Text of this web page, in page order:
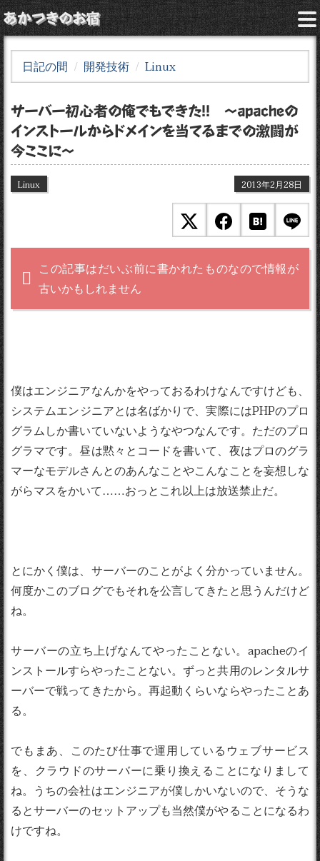
あかつきのお宿
日記の間 開発技術 Linux
サーバー初心者の俺でもできた！！ 〜apacheの
インストールからドメインを当てるまでの激闘が
今ここに〜
Linux 2013年2月28日
この記事はだいぶ前に書かれたものなので情報が
古いかもしれません
僕はエンジニアなんかをやっておるわけなんですけども、
システムエンジニアとは名ばかりで、実際にはPHPのプロ
グラムしか書いていないようなやつなんです。ただのプロ
グラマです。昼は黙々とコードを書いて、夜はプロのグラ
マーなモデルさんとのあんなことやこんなことを妄想しな
がらマスをかいて……おっとこれ以上は放送禁止だ。
とにかく僕は、サーバーのことがよく分かっていません。
何度かこのブログでもそれを公言してきたと思うんだけど
ね。
サーバーの立ち上げなんてやったことない。apacheのイ
ンストールすらやったことない。ずっと共用のレンタルサ
ーバーで戦ってきたから。再起動くらいならやったことあ
る。
でもまあ、このたび仕事で運用しているウェブサービス
を、クラウドのサーバーに乗り換えることになりまして
ね。うちの会社はエンジニアが僕しかいないので、そうな
るとサーバーのセットアップも当然僕がやることになるわ
けですね。